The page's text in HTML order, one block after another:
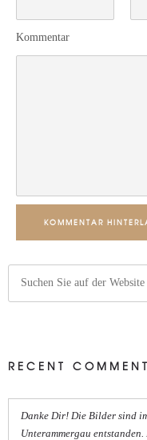
Kommentar
KOMMENTAR
RECENT
Danke Dir! Die Bilder sind
Unterammergau entstanden.